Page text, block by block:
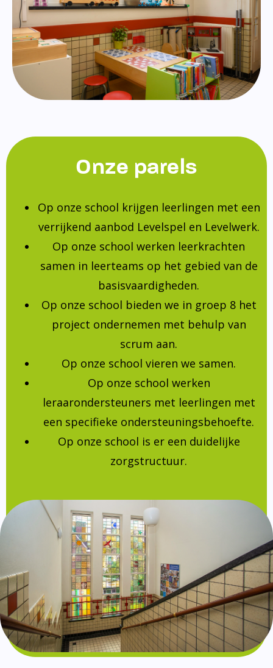
Onze parels
Op onze school krijgen leerlingen met een
verrijkend aanbod Levelspel en Levelwerk.
Op onze school werken leerkrachten
samen in leerteams op het gebied van de
basisvaardigheden.
Op onze school bieden we in groep 8 het
project ondernemen met behulp van
scrum aan.
Op onze school vieren we samen.
Op onze school werken
leraarondersteuners met leerlingen met
een specifieke ondersteuningsbehoefte.
Op onze school is er een duidelijke
zorgstructuur.